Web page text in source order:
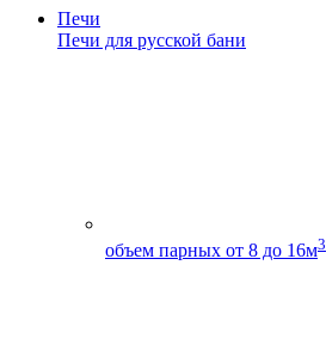
Печи
Печи для русской бани
объем парных от 8 до 16м3